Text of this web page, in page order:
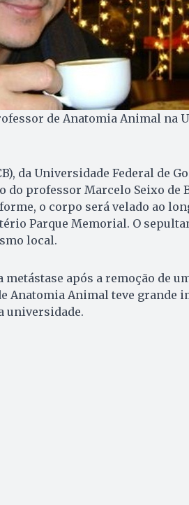
de Anatomia Animal na
da Universidade Federal de
do professor Marcelo Seixo de
o corpo será velado ao
Parque Memorial. O
local.
após a remoção de
Anatomia Animal teve grande
universidade.